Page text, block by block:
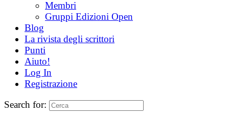
Membri
Gruppi Edizioni Open
Blog
La rivista degli scrittori
Punti
Aiuto!
Log In
Registrazione
Search for: